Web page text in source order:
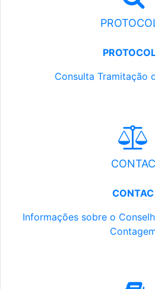
Consulta Tramitação
CONTAC
CONTAC
Informações sobre o